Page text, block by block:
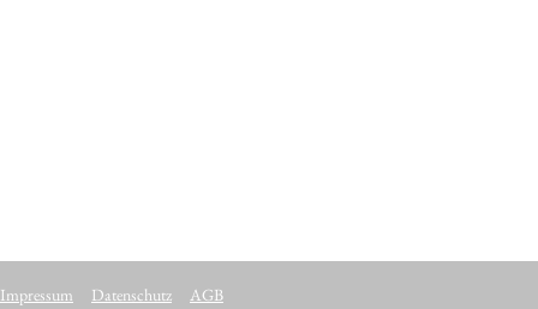
Impressum Datenschutz
AGB